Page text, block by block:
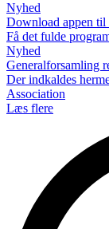
Nyhed
Download appen
Få det fulde
Nyhed
Generalforsamling
Der indkaldes
Association
Læs flere